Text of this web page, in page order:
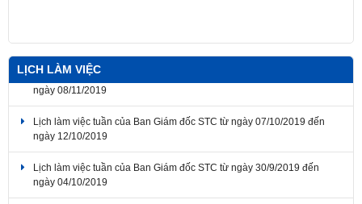
LỊCH LÀM VIỆC
Lịch làm việc tuần của Ban Giám đốc STC từ ngày 07/10/2019 đến
Lịch làm việc tuần của Ban Giám đốc STC từ ngày 30/9/2019 đến
Lịch làm việc tuần của Ban Giám đốc STC từ ngày 23/12/2019 đến